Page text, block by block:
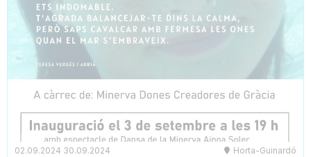
02.09.2024 30.09.2024 Horta-Guinardó